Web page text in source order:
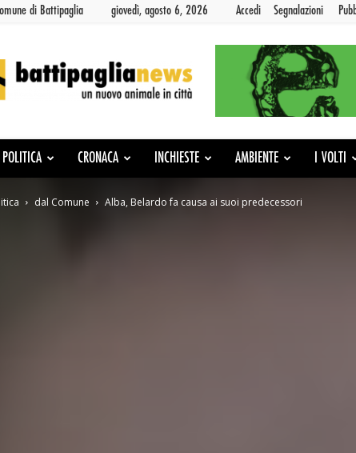
di Battipaglia giovedì, agosto 6, 2026 Accedi Segnalazioni
POLITICA CRONACA INCHIESTE AMBIENTE I VOLTI
dal Comune Alba, Belardo fa causa ai suoi predecessori